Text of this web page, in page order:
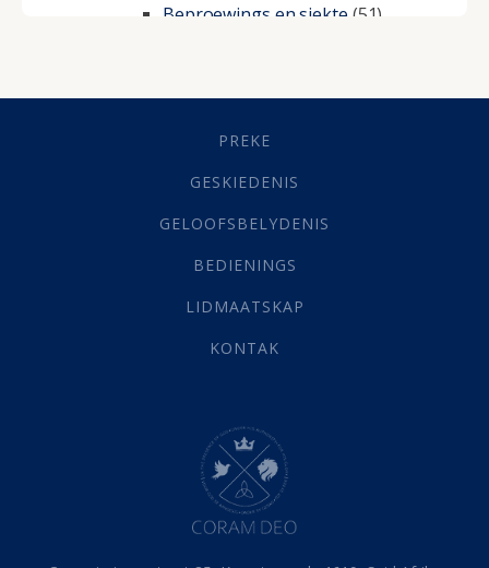
Beproewings en siekte (51)
Geestelike Groei(10)
(21)
Grys Areas(4)
Lewensdoel(3)
Selfondersoek(1)
Werk(22)
(142)
Hemel (31)
Israel (14)
Millennium(1)
Oordeelsdag(19)
Verheerlikte liggaam
PREKE
GESKIEDENIS
GELOOFSBELYDENIS
BEDIENINGS
LIDMAATSKAP
KONTAK